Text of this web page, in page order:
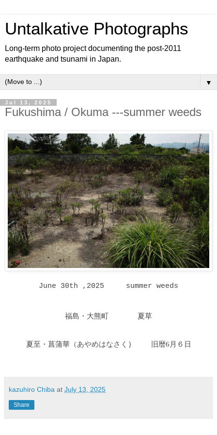
Untalkative Photographs
Long-term photo project documenting the post-2011
earthquake and tsunami in Japan.
▼
Jul 13, 2025
Fukushima / Okuma ---summer weeds
June 30th ,2025 summer weeds
福島・大熊町 夏草
夏至・菖蒲華（あやめはなさく ） 旧暦6月６日
kazuhiro Chiba at July 13, 2025
Share